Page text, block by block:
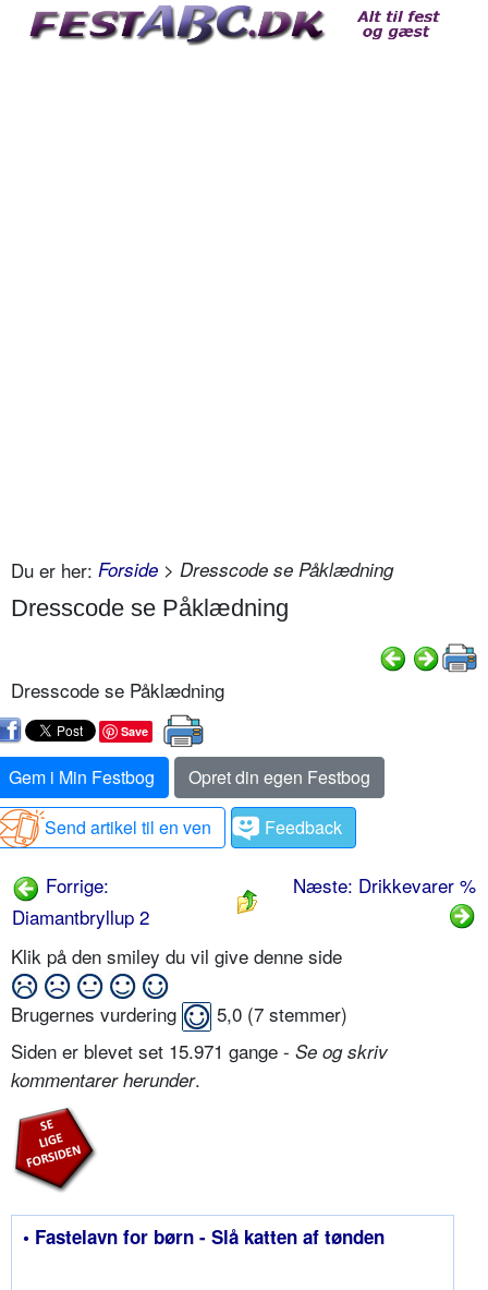
Du er her: Forside > Dresscode se Påklædning
Dresscode se Påklædning
Dresscode se Påklædning
Save
Gem i Min Festbog
Opret din egen Festbog
Send artikel til en ven
Feedback
Forrige:
Diamantbryllup 2
Næste: Drikkevarer %
Klik på den smiley du vil give denne side
Brugernes vurdering 5,0 (7 stemmer)
Siden er blevet set 15.971 gange - Se og skriv
kommentarer herunder.
• Fastelavn for børn - Slå katten af tønden